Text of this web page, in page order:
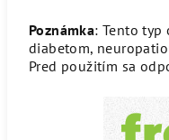
Poznámka: Tento typ
diabetom,
Pred použitím sa